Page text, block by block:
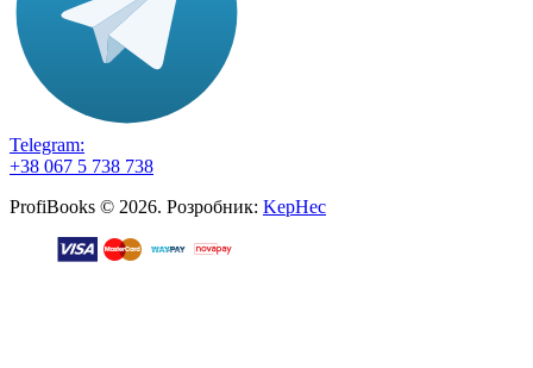
Telegram:
+38 067 5 738 738
ProfiBooks © 2026. Розробник: KepHec